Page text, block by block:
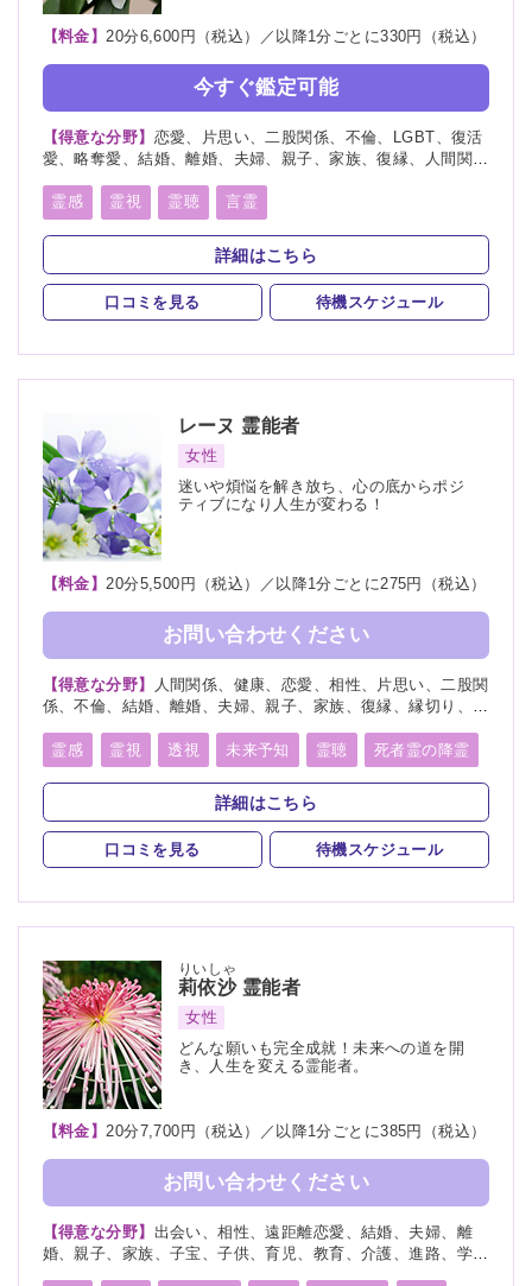
【料金】20分6,600円（税込）／以降1分ごとに330円（税込）
今すぐ鑑定可能
【得意な分野】 恋愛、片思い、二股関係、不倫、LGBT、復活
愛、略奪愛、結婚、離婚、夫婦、親子、家族、復縁、人間関
霊感
霊視 霊聴 言霊
スピリチュアルカウンセリング
詳細はこちら
口コミを見る 待機スケジュール
レーヌ 霊能者
女性
迷いや煩悩を解き放ち、心の底からポジ
ティブになり人生が変わる！
【料金】20分5,500円（税込）／以降1分ごとに275円（税込）
お問い合わせください
【得意な分野】
人間関係、健康、恋愛、相性、片思い、二股関
係、不倫、結婚、離婚、夫婦、親子、家族、復縁、縁切り、人
霊感
霊視 透視 未来予知 霊聴 死者霊の降霊
縁切り 浄霊 祈願 祈祷
詳細はこちら
口コミを見る 待機スケジュール
莉依沙
りいしゃ
霊能者
女性
どんな願いも完全成就！未来への道を開
き、人生を変える霊能者。
【料金】20分7,700円（税込）／以降1分ごとに385円（税込）
お問い合わせください
【得意な分野】 出会い、相性、遠距離恋愛、結婚、夫婦、離
婚、親子、家族、子宝、子供、育児、教育、介護、進路、学